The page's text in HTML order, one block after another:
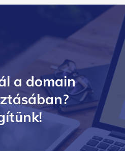
a domain